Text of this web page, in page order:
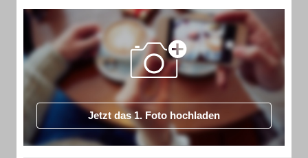
Jetzt das 1. Foto hochladen